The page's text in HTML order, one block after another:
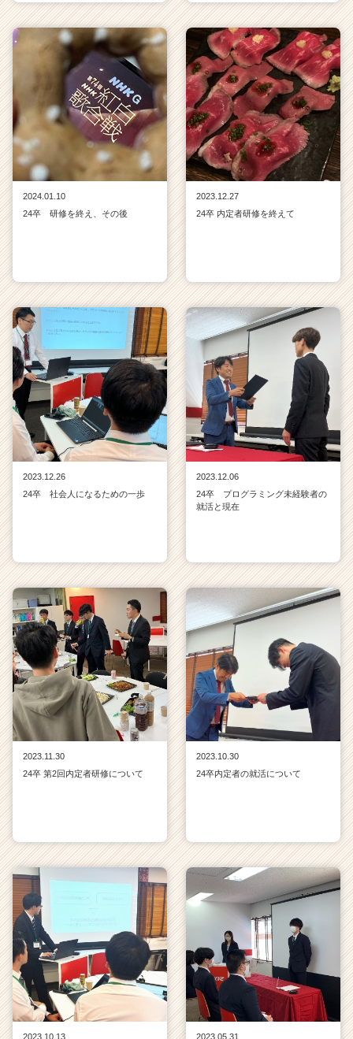
2024.01.10
24卒 研修を終え、その後
2023.12.27
24卒 内定者研修を終えて
2023.12.26
24卒 社会人になるための一歩
2023.12.06
24卒 プログラミング未経験者の
就活と現在
2023.11.30
24卒 第2回内定者研修について
2023.10.30
24卒内定者の就活について
2023.10.13
2023.05.31